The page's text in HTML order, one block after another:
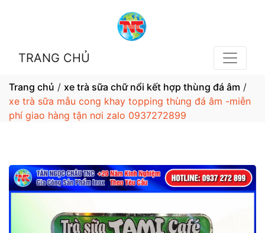
TRANG CHỦ
Trang chủ / xe trà sữa chữ nổi kết hợp thùng đá âm /
xe trà sữa mẫu cong khay topping thùng đá âm -miễn
phí giao hàng tận nơi zalo 0937272899
1 / 5